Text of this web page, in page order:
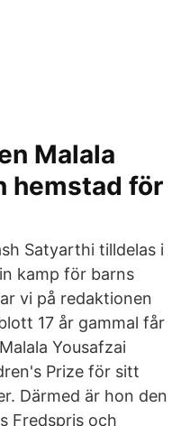
Malala
hemstad för
Satyarthi tilldelas i
kamp för barns
vi på redaktionen
17 år gammal får
Yousafzai
Prize för sitt
Därmed är hon den
Fredspris och